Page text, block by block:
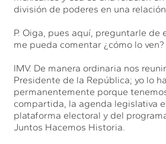
división de poderes en una
P. Oiga, pues aquí, preguntarle de
me pueda comentar ¿cómo lo ven?
IMV. De manera ordinaria nos
Presidente de la República; yo lo
permanentemente porque
compartida, la agenda legislativa
plataforma electoral y del
Juntos Hacemos Historia.